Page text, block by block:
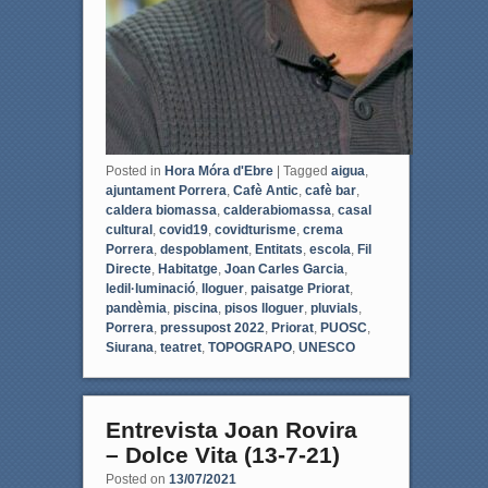
Posted in Hora Móra d'Ebre Tagged aigua,
ajuntament Porrera, Cafè Antic, cafè bar,
caldera biomassa, calderabiomassa, casal
cultural , covid19, covidturisme, crema
Porrera, despoblament, Entitats, escola, Fil
Directe, Habitatge, Joan Carles Garcia,
ledil·luminació, lloguer, paisatge Priorat,
pandèmia, piscina, pisos lloguer, pluvials,
Porrera, pressupost 2022, Priorat, PUOSC,
Siurana, teatret, TOPOGRAPO, UNESCO
Entrevista Joan Rovira
– Dolce Vita (13-7-21)
Posted on 13/07/2021